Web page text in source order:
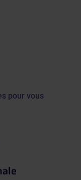
pour vous